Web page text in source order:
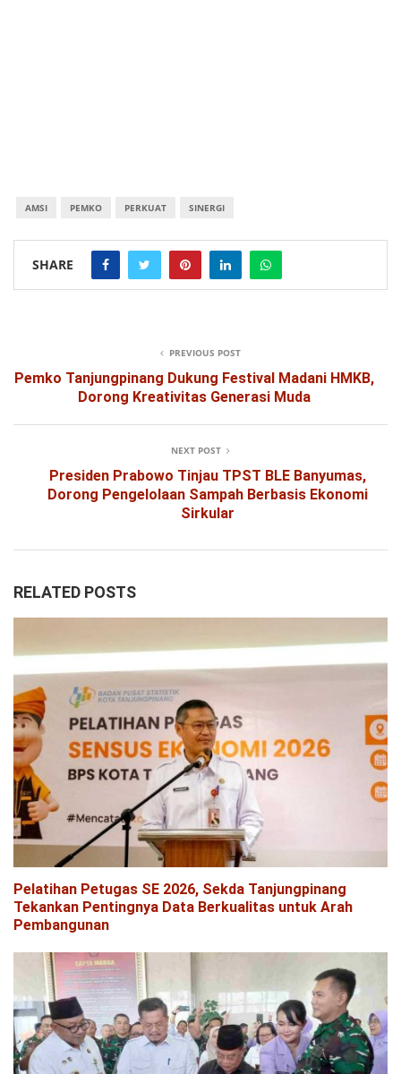
AMSI PEMKO PERKUAT SINERGI
SHARE
PREVIOUS POST
Pemko Tanjungpinang Dukung Festival Madani HMKB,
Dorong Kreativitas Generasi Muda
NEXT POST
Presiden Prabowo Tinjau TPST BLE Banyumas,
Dorong Pengelolaan Sampah Berbasis Ekonomi
Sirkular
RELATED POSTS
Pelatihan Petugas SE 2026, Sekda Tanjungpinang
Tekankan Pentingnya Data Berkualitas untuk Arah
Pembangunan